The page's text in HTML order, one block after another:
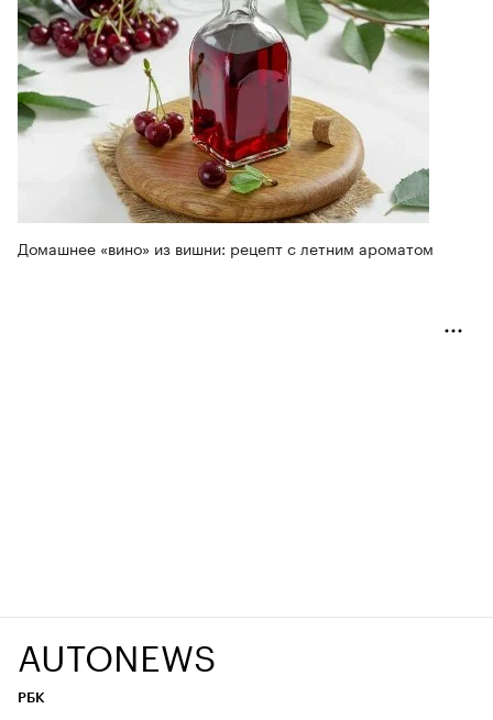
Домашнее «вино» из вишни: рецепт с летним ароматом
AUTONEWS
РБК